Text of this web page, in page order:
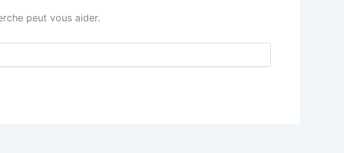
peut vous aider.